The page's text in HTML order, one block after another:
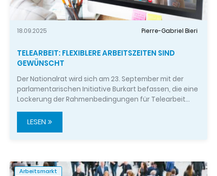
18.09.2025 Pierre-Gabriel Bieri
TELEARBEIT: FLEXIBLERE ARBEITSZEITEN SIND
GEWÜNSCHT
Der Nationalrat wird sich am 23. September mit der
parlamentarischen Initiative Burkart befassen, die eine
Lockerung der Rahmenbedingungen für Telearbeit…
LESEN
Arbeitsmarkt